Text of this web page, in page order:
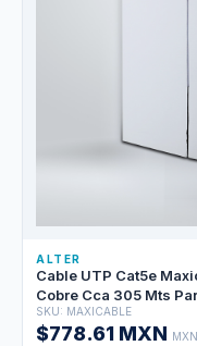
ALTER
Cable UTP Cat5e
Cobre Cca 305 Mts
Domesticas, Cubierta
SKU: MAXICABLE
$778.61 MXN MXN